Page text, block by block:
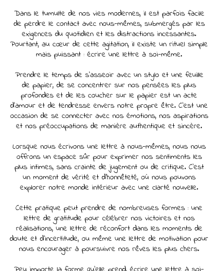
Dans le tumulte de nos vies modernes, il est parfois facile
de perdre le contact avec nous-mêmes, submergés par les
exigences du quotidien et les distractions incessantes.
Pourtant, au cœur de cette agitation, il existe un rituel simple
mais puissant : écrire une lettre à soi-même.
Prendre le temps de s'asseoir avec un stylo et une feuille
de papier, de se concentrer sur nos pensées les plus
profondes et de les coucher sur le papier est un acte
d'amour et de tendresse envers notre propre être. C'est une
occasion de se connecter avec nos émotions, nos aspirations
et nos préoccupations de manière authentique et sincère.
Lorsque nous écrivons une lettre à nous-mêmes, nous nous
offrons un espace sûr pour exprimer nos sentiments les
plus intimes, sans crainte de jugement ou de critique. C'est
un moment de vérité et d'honnêteté, où nous pouvons
explorer notre monde intérieur avec une clarté nouvelle.
Cette pratique peut prendre de nombreuses formes : une
lettre de gratitude pour célébrer nos victoires et nos
réalisations, une lettre de réconfort dans les moments de
doute et d'incertitude, ou même une lettre de motivation pour
nous encourager à poursuivre nos rêves les plus chers.